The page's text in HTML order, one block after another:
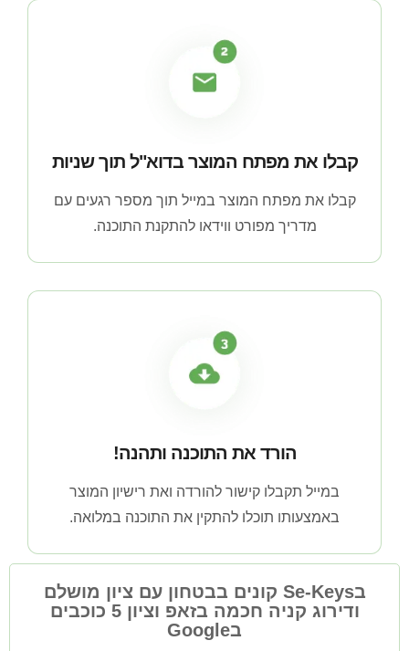
קבלו את מפתח המוצר בדוא"ל תוך שניות
קבלו את מפתח המוצר במייל תוך מספר רגעים עם
מדריך מפורט ווידאו להתקנת התוכנה.
הורד את התוכנה ותהנה!
במייל תקבלו קישור להורדה ואת רישיון המוצר
באמצעותו תוכלו להתקין את התוכנה במלואה.
בSe-Keys קונים בבטחון עם ציון מושלם
ודירוג קניה חכמה בזאפ וציון 5 כוכבים
בGoogle